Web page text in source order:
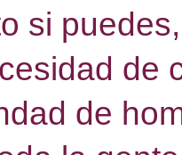
si puedes,
de
de